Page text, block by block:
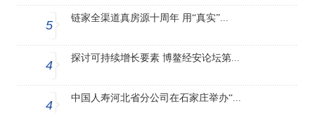
5
链家全渠道真房源十周年 用“真实”...
4
探讨可持续增长要素 博鳌经安论坛第...
4
中国人寿河北省分公司在石家庄举办“...